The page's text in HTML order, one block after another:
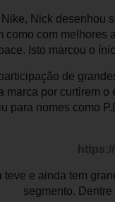
Nick desenhou
como com
Isto marcou o
de
marca por curtirem
para nomes como
e ainda tem
segmento.